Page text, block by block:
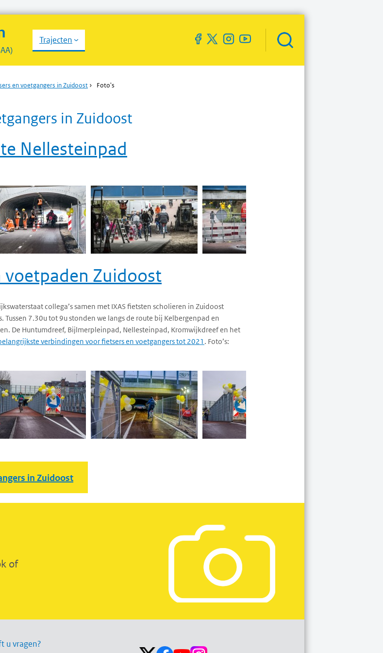
Trajecten
Zoekveld
openen
en voetgangers in Zuidoost › Foto's
in Zuidoost
Nellesteinpad
Zuidoost
collega’s samen met IXAS fietsten scholieren in Zuidoost
Tussen 7.30u tot 9u stonden we langs de route bij Kelbergenpad en
De Huntumdreef, Bijlmerpleinpad, Nellesteinpad, Kromwijkdreef en het
verbindingen voor fietsers en voetgangers tot 2021 . Foto’s:
in Zuidoost
of
u vragen?